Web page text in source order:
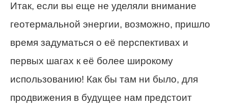
Итак, если вы еще не уделяли внимание
геотермальной энергии, возможно, пришло
время задуматься о её перспективах и
первых шагах к её более широкому
использованию! Как бы там ни было, для
продвижения в будущее нам предстоит